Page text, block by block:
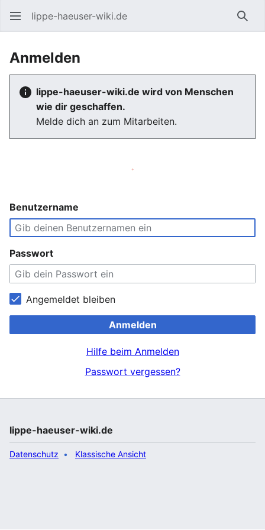
lippe-haeuser-wiki.de
Anmelden
lippe-haeuser-wiki.de wird von Menschen
wie dir geschaffen.
Melde dich an zum Mitarbeiten.
Benutzername
Passwort
Angemeldet bleiben
Anmelden
Hilfe beim Anmelden
Passwort vergessen?
lippe-haeuser-wiki.de
Datenschutz Klassische Ansicht